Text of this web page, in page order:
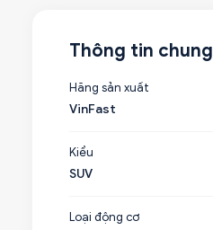
Thông tin chung
Hãng sản xuất
VinFast
Kiểu
SUV
Loại động cơ